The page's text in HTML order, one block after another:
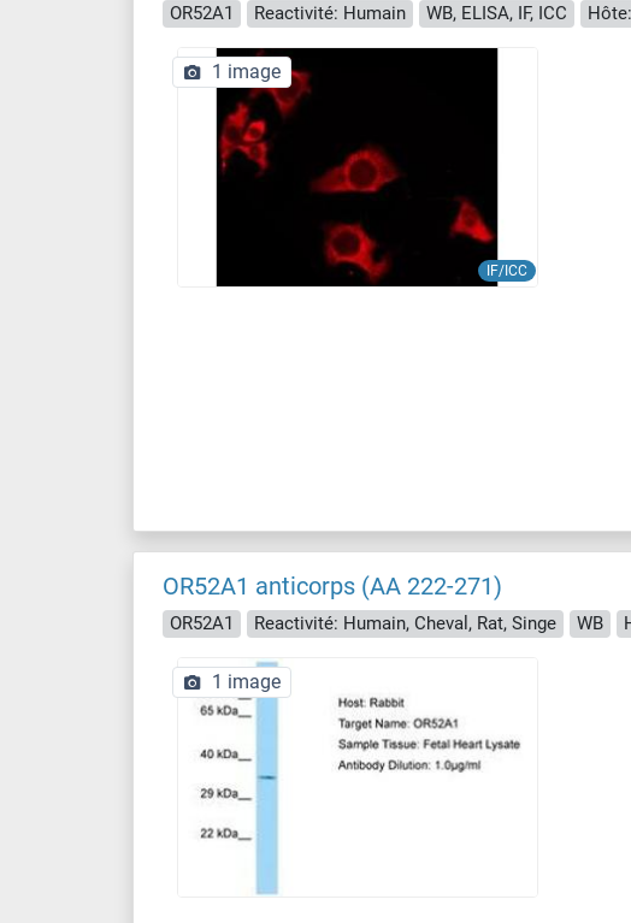
OR52A1 Reactivité: Humain WB, ELISA, IF, ICC
IF/ICC
1 image
OR52A1 anticorps (AA 222-271)
OR52A1 Reactivité: Humain, Cheval, Rat, Singe WB
1 image